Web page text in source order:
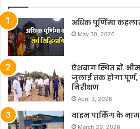
अधिक पूर्णिमा
May 30, 2026
ऐशबाग स्थित डॉ.
जुलाई तक होगा पूर्ण,
निरीक्षण
April 3, 2026
वाहन पार्किंग के
March 29, 2026